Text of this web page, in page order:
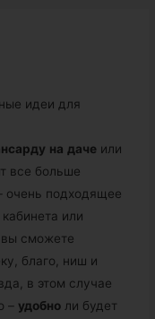
идеи для
на даче или
все больше
очень подходящее
или
вы сможете
благо, ниш и
в этом случае
– удобноли будет